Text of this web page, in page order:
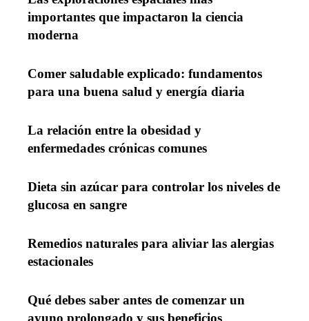
importantes que impactaron la ciencia
moderna
Comer saludable explicado: fundamentos
para una buena salud y energía diaria
La relación entre la obesidad y
enfermedades crónicas comunes
Dieta sin azúcar para controlar los niveles de
glucosa en sangre
Remedios naturales para aliviar las alergias
estacionales
Qué debes saber antes de comenzar un
ayuno prolongado y sus beneficios